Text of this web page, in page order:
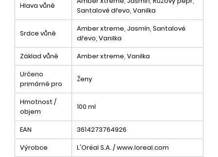
Hlava vůně
Santalové dřevo, Vanilka
Srdce vůně
Amber xtreme, Jasmín, Santalové
dřevo, Vanilka
Základ vůně
Amber xtreme, Vanilka
Určeno
primárně pro
Ženy
Hmotnost /
objem
100 ml
EAN
3614273764926
Výrobce
L'Oréal S.A. / www.loreal.com